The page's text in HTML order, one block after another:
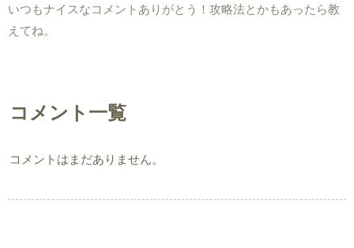
いつもナイスなコメントありがとう！攻略法とかもあったら教
えてね。
コメント一覧
コメントはまだありません。